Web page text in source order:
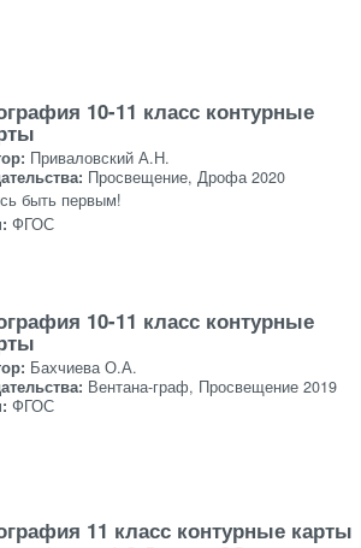
10-11 класс контурные
Приваловский А.Н.
Просвещение, Дрофа 2020
быть первым!
ФГОС
10-11 класс контурные
Бахчиева О.А.
Вентана-граф, Просвещение 2019
ФГОС
11 класс контурные карты